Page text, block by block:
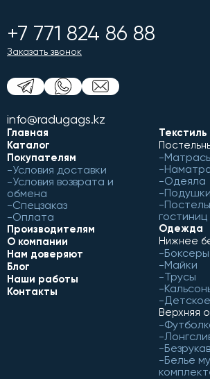
+7 771 824 86 88
Заказать звонок
info@radugags.kz
Главная
Каталог
Покупателям
Условия доставки
Условия возврата и
обмена
Спецзаказ
Оплата
Производителям
О компании
Нам доверяют
Блог
Наши работы
Контакты
Текстиль
Одеяла
Подушки
гостиниц
Одежда
Нижнее
Боксеры
Майки
Трусы
Верхняя
Белье